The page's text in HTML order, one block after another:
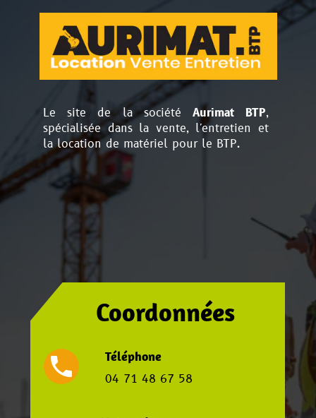
Téléphone
04 71 48 67 58
local_phone
Coordonnées
Le site de la société Aurimat BTP,
spécialisée dans la vente, l'entretien et
la location de matériel pour le BTP.